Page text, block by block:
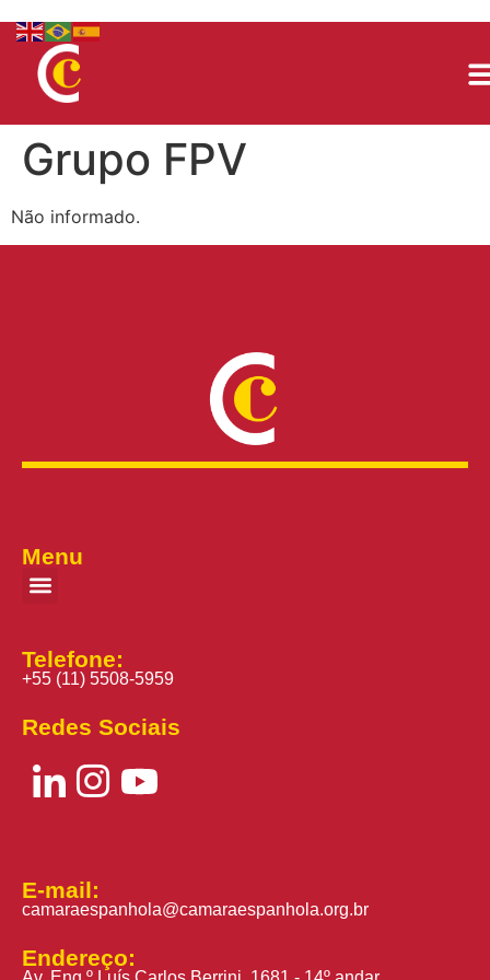
Grupo FPV
Não informado.
Menu
Telefone:
+55 (11) 5508-5959
Redes Sociais
E-mail:
camaraespanhola@camaraespanhola.org.br
Endereço: